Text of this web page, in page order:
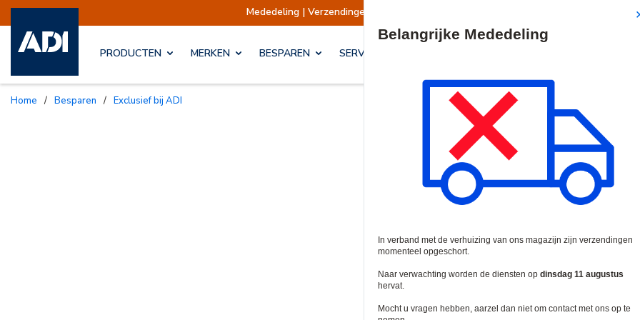
Mededeling | Verzendingen opgeschort Verzendingen worden op
PRODUCTEN MERKEN BESPAREN SERVICES & OPLOSSINGEN
Home / Besparen / Exclusief bij ADI